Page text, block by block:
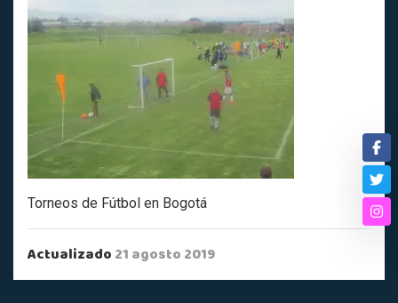
Torneos de Fútbol en Bogotá
Actualizado21 agosto 2019